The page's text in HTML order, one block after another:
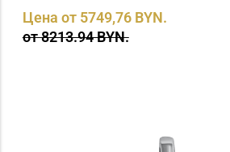
Цена от 5749,76 BYN.
от 8213.94 BYN.